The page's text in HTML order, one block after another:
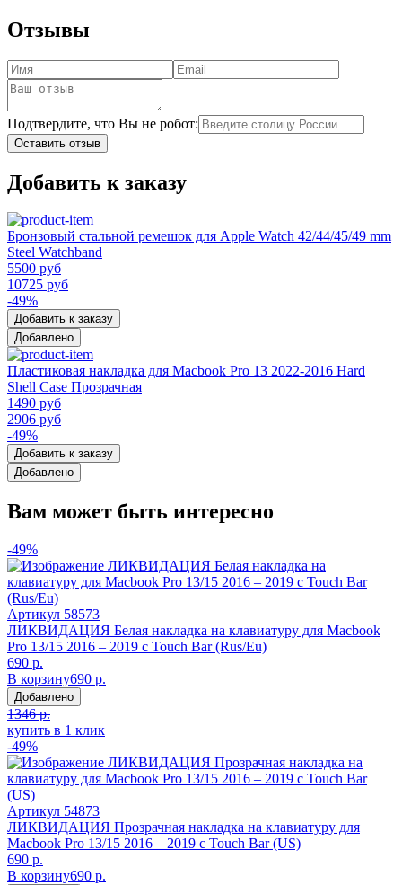
Отзывы
Подтвердите, что Вы не робот:
Оставить отзыв
Добавить к заказу
Бронзовый стальной ремешок для Apple Watch 42/44/45/49 mm
Steel Watchband
5500 руб
10725 руб
-49%
Добавить к заказу
Добавлено
Пластиковая накладка для Macbook Pro 13 2022-2016 Hard
Shell Case Прозрачная
1490 руб
2906 руб
-49%
Добавить к заказу
Добавлено
Вам может быть интересно
-49%
Артикул 58573
ЛИКВИДАЦИЯ Белая накладка на клавиатуру для Macbook
Pro 13/15 2016 – 2019 с Touch Bar (Rus/Eu)
690 р.
В корзину690 р.
Добавлено
1346 р.
купить в 1 клик
-49%
Артикул 54873
ЛИКВИДАЦИЯ Прозрачная накладка на клавиатуру для
Macbook Pro 13/15 2016 – 2019 с Touch Bar (US)
690 р.
В корзину690 р.